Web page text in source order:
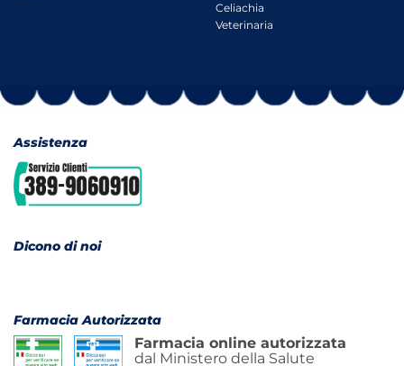
Celiachia
Veterinaria
Assistenza
Dicono di noi
Farmacia Autorizzata
Farmacia online autorizzata
dal Ministero della Salute